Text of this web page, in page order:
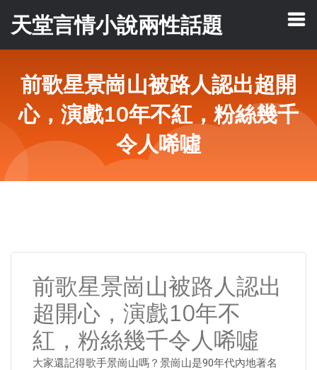
天堂言情小說兩性話題
前歌星景崗山被路人認出超開
心，演戲10年不紅，粉絲幾千
令人唏噓
前歌星景崗山被路人認出
超開心，演戲10年不
紅，粉絲幾千令人唏噓
大家還記得歌手景崗山嗎？景崗山是90年代內地著名